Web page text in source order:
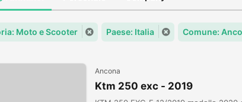
Moto e Scooter Paese: Italia Comune:
Ancona
Ktm 250 exc - 2019